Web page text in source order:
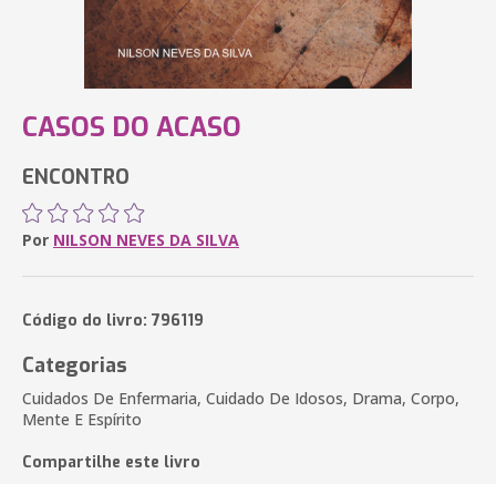
CASOS DO ACASO
ENCONTRO
Por NILSON NEVES DA SILVA
Código do livro: 796119
Categorias
Cuidados De Enfermaria, Cuidado De Idosos, Drama, Corpo,
Mente E Espírito
Compartilhe este livro